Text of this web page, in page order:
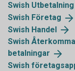
Swish Utbetalning
Swish Företag
Swish Handel
Swish
betalningar
Swish